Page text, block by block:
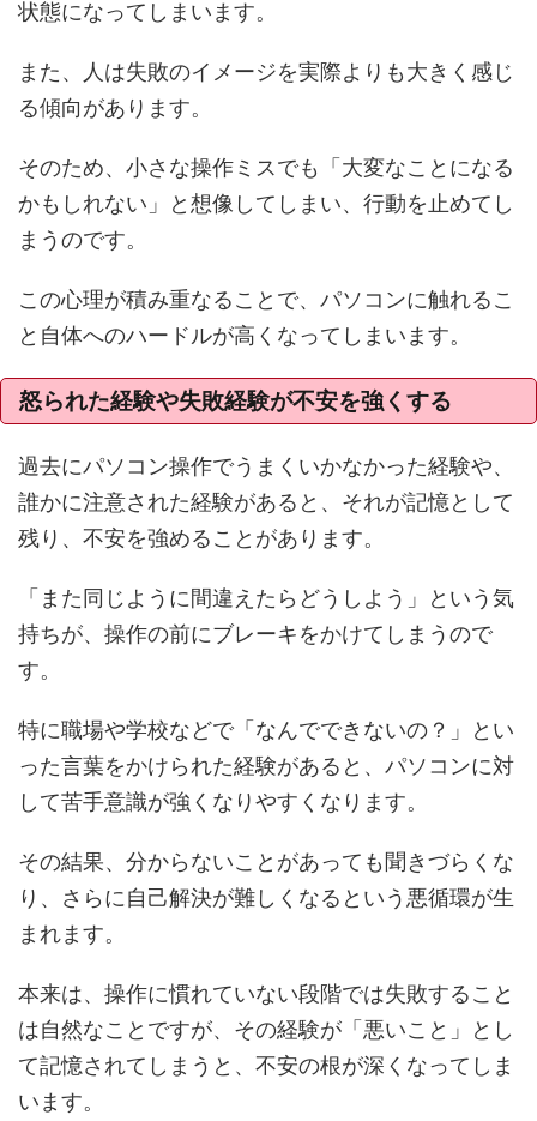
状態になってしまいます。
また、人は失敗のイメージを実際よりも大きく感じ
る傾向があります。
そのため、小さな操作ミスでも「大変なことになる
かもしれない」と想像してしまい、行動を止めてし
まうのです。
この心理が積み重なることで、パソコンに触れるこ
と自体へのハードルが高くなってしまいます。
怒られた経験や失敗経験が不安を強くする
過去にパソコン操作でうまくいかなかった経験や、
誰かに注意された経験があると、それが記憶として
残り、不安を強めることがあります。
「また同じように間違えたらどうしよう」という気
持ちが、操作の前にブレーキをかけてしまうので
す。
特に職場や学校などで「なんでできないの？」とい
った言葉をかけられた経験があると、パソコンに対
して苦手意識が強くなりやすくなります。
その結果、分からないことがあっても聞きづらくな
り、さらに自己解決が難しくなるという悪循環が生
まれます。
本来は、操作に慣れていない段階では失敗すること
は自然なことですが、その経験が「悪いこと」とし
て記憶されてしまうと、不安の根が深くなってしま
います。